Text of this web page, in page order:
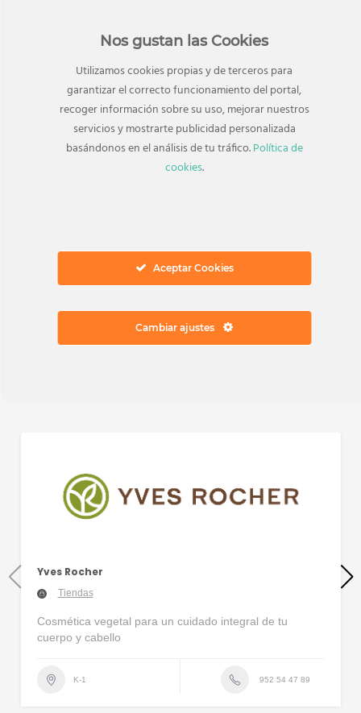
Tiendas relacionadas
Yves Rocher
Tiendas
Cosmética vegetal para un cuidado integral de tu
cuerpo y cabello
K-1 952 54 47 89
Nos gustan las Cookies
Utilizamos cookies propias y de terceros para
garantizar el correcto funcionamiento del portal,
recoger información sobre su uso, mejorar nuestros
servicios y mostrarte publicidad personalizada
basándonos en el análisis de tu tráfico.Política de
cookies.
Aceptar Cookies
Cambiar ajustes